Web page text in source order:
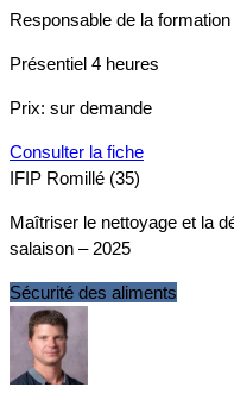
Responsable de la formation
Présentiel 4 heures
Prix: sur demande
Consulter la fiche
IFIP Romillé (35)
Maîtriser le nettoyage et la
salaison – 2025
Sécurité des aliments